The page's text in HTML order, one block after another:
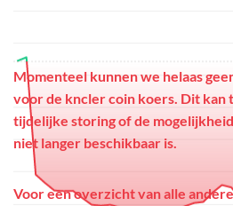
Momenteel kunnen we helaas
voor de kncler coin koers. Dit kan
tijdelijke storing of de
niet langer beschikbaar is.
Voor een overzicht van alle